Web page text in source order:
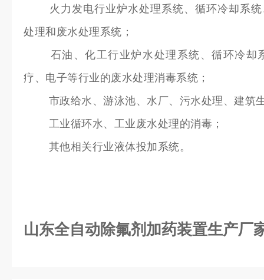
火力发电行业炉水处理系统、循环冷却系统
处理和废水处理系统；
石油、化工行业炉水处理系统、循环冷却
疗、电子等行业的废水处理消毒系统；
市政给水、游泳池、水厂、污水处理、建筑
工业循环水、工业废水处理的消毒；
其他相关行业液体投加系统。
山东全自动除氟剂加药装置生产厂